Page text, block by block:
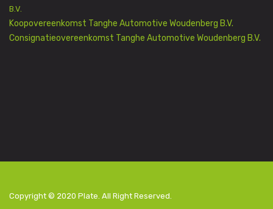
B.V.
Koopovereenkomst Tanghe Automotive Woudenberg B.V.
Consignatieovereenkomst Tanghe Automotive Woudenberg B.V.
Copyright © 2020 Plate. All Right Reserved.